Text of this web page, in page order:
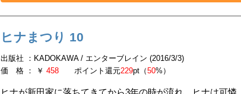
ヒナまつり 10
出版社 ：KADOKAWA / エンターブレイン (2016/3/3)
価 格 ： ￥458 ポイント還元229pt（50%）
ヒナが新田家に落ちてきてから3年の時が流れ、ヒナは可憐